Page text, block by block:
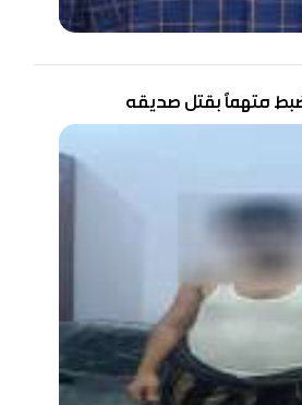
متهماً بقتل صديقه